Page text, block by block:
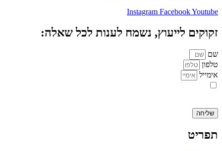
Instagram FacebookYoutube
זקוקים לייעוץ, נשמח לענות לכל שאלה:
שם
טלפון
אימייל
שליחה
תפריט